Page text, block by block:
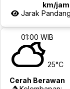
km/jam
Jarak
01:00 WIB
25°C
Cerah Berawan